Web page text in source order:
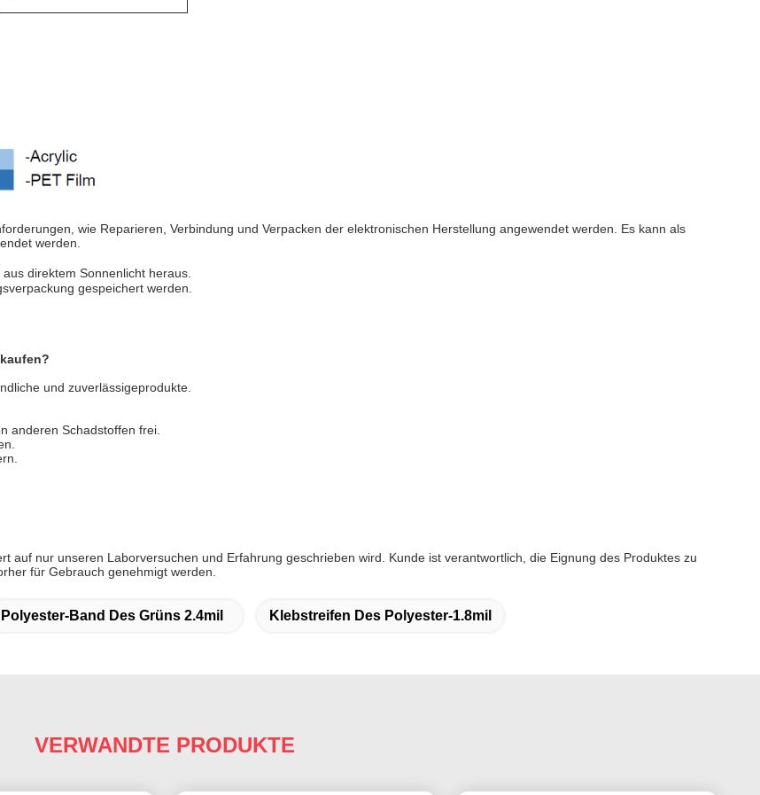
wie Reparieren, Verbindung und Verpacken der elektronischen Herstellung angewendet werden. Es kann als
werden.
direktem Sonnenlicht heraus.
gespeichert werden.
und zuverlässigeprodukte.
anderen Schadstoffen frei.
auf nur unseren Laborversuchen und Erfahrung geschrieben wird. Kunde ist verantwortlich, die Eignung des Produktes zu
für Gebrauch genehmigt werden.
Polyester-Band Des Grüns 2.4mil Klebstreifen Des Polyester-1.8mil
VERWANDTE PRODUKTE